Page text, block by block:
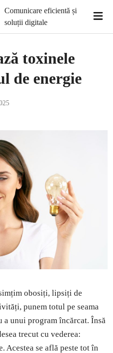
Comunicare eficientă și
soluții digitale
toxinele
de energie
obosiți, lipsiți de
punem totul pe seama
a unui program încărcat. Însă
trecut cu vederea:
Acestea se află peste tot în